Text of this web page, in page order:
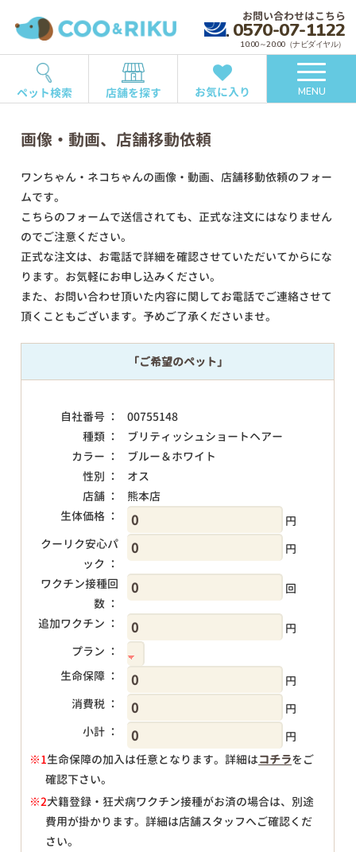
お問い合わせはこちら
0570-07-1122
10:00～20:00（ナビダイヤル）
ペット検索 店舗を探す お気に入り MENU
画像・動画、店舗移動依頼
ワンちゃん・ネコちゃんの画像・動画、店舗移動依頼のフォー
ムです。
こちらのフォームで送信されても、正式な注文にはなりません
のでご注意ください。
正式な注文は、お電話で詳細を確認させていただいてからにな
ります。お気軽にお申し込みください。
また、お問い合わせ頂いた内容に関してお電話でご連絡させて
頂くこともございます。予めご了承くださいませ。
「ご希望のペット」
自社番号 ：
00755148
種類 ：
ブリティッシュショートヘアー
カラー ：
ブルー＆ホワイト
性別 ：
オス
店舗 ：
熊本店
生体価格 ：
円
クーリク安心パ
ック ：
円
ワクチン接種回
数 ：
回
追加ワクチン ：
円
プラン ：
生命保障 ：
円
消費税 ：
円
小計 ：
円
※1生命保障の加入は任意となります。詳細はコチラをご
確認下さい。
※2犬籍登録・狂犬病ワクチン接種がお済の場合は、別途
費用が掛かります。詳細は店舗スタッフへご確認くだ
さい。